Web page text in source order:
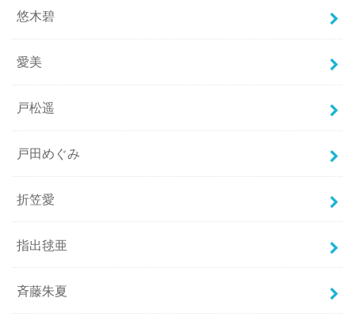
悠木碧
愛美
戸松遥
戸田めぐみ
折笠愛
指出毬亜
斉藤朱夏